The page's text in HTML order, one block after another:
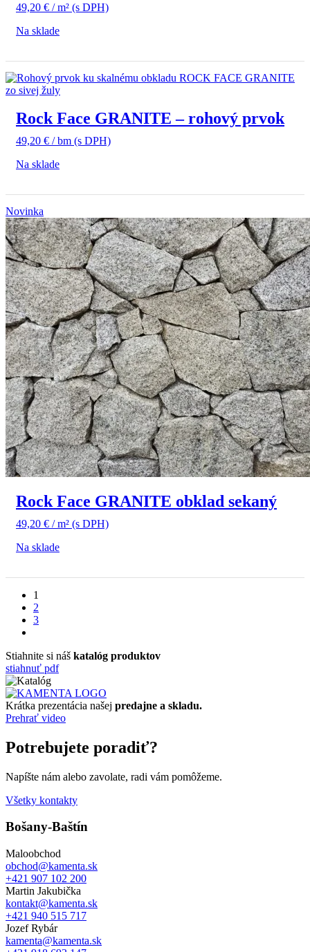
49,20 € / m² (s DPH)
Na sklade
Rock Face GRANITE – rohový prvok
49,20 € / bm (s DPH)
Na sklade
Novinka
Rock Face GRANITE obklad sekaný
49,20 € / m² (s DPH)
Na sklade
1
2
3
Stiahnite si náš katalóg produktov
stiahnuť pdf
Krátka prezentácia našej predajne a skladu.
Prehrať video
Potrebujete poradiť?
Napíšte nám alebo zavolate, radi vám pomôžeme.
Všetky kontakty
Bošany-Baštín
Maloobchod
obchod@kamenta.sk
+421 907 102 200
Martin Jakubička
kontakt@kamenta.sk
+421 940 515 717
Jozef Rybár
kamenta@kamenta.sk